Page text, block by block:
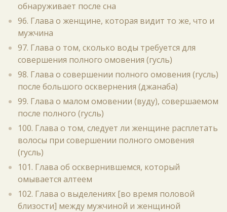
обнаруживает после сна
96. Глава о женщине, которая видит то же, что и
мужчина
97. Глава о том, сколько воды требуется для
совершения полного омовения (гусль)
98. Глава о совершении полного омовения (гусль)
после большого осквернения (джанаба)
99. Глава о малом омовении (вуду), совершаемом
после полного (гусль)
100. Глава о том, следует ли женщине расплетать
волосы при совершении полного омовения
(гусль)
101. Глава об осквернившемся, который
омывается алтеем
102. Глава о выделениях [во время половой
близости] между мужчиной и женщиной